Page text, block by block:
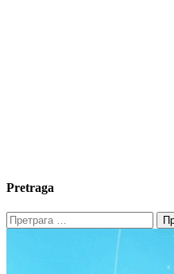
Pretraga
Претрага
за: